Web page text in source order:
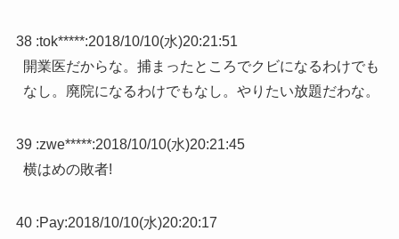
38 :tok*****:2018/10/10(水)20:21:51
開業医だからな。捕まったところでクビになるわけでも
なし。廃院になるわけでもなし。やりたい放題だわな。
39 :zwe*****:2018/10/10(水)20:21:45
横はめの敗者!
40 :Pay:2018/10/10(水)20:20:17